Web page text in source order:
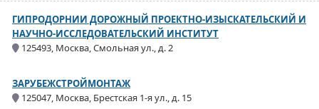
ГИПРОДОРНИИ ДОРОЖНЫЙ ПРОЕКТНО-ИЗЫСКАТЕЛЬСКИЙ И
НАУЧНО-ИССЛЕДОВАТЕЛЬСКИЙ ИНСТИТУТ
125493, Москва, Смольная ул., д. 2
ЗАРУБЕЖСТРОЙМОНТАЖ
125047, Москва, Брестская 1-я ул., д. 15